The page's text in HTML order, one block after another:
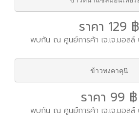
ราคา 129 ฿
พบกัน ณ ศูนย์การค้า เจ.เจ.มอลล์
ข้าวทงคาคุนิ
ราคา 99 ฿
พบกัน ณ ศูนย์การค้า เจ.เจ.มอลล์